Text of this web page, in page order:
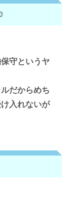
守というヤ
だからめち
入れないが